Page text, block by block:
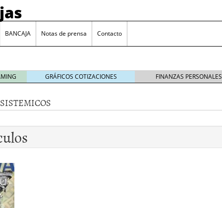
BANCAJA Notas de prensa Contacto
Prepago de NovaGalicia Banco
comisiones bancarias
una forma de hacer ganar a los clientes
Piedad, una de la opciones para conseguir efectivo
GRÁFICOS COTIZACIONES FINANZAS PERSONALES